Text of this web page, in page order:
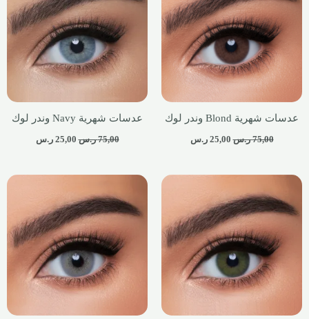
عدسات شهرية Blond وندر لوك
75,00 ر.س 25,00 ر.س
عدسات شهرية Navy وندر لوك
75,00 ر.س 25,00 ر.س